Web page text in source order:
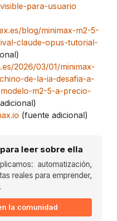
para-usuario
blog/minimax-m2-5-
claude-opus-tutorial-
2026/03/01/minimax-
de-la-ia-desafia-a-
m2-5-a-precio-
(fuente adicional)
leer sobre ella
automatización,
reales para emprender,
la comunidad